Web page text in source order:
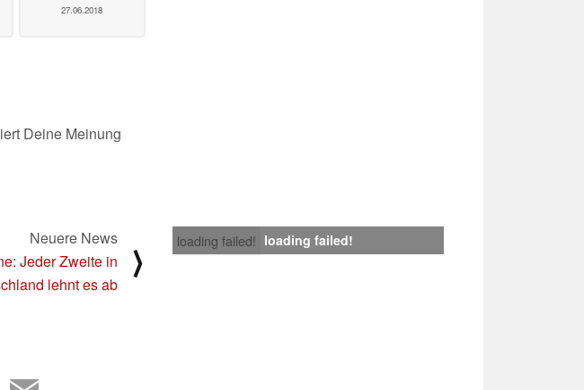
27.06.2018
Deine Meinung
loading failed! loading failed!
Neuere News
Jeder Zweite in
lehnt es ab
⟩